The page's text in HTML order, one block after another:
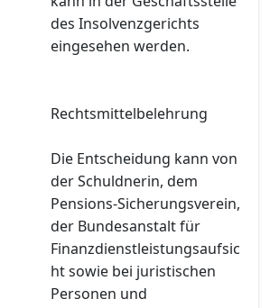
des Insolvenzgerichts
eingesehen werden.
Rechtsmittelbelehrung
Die Entscheidung kann von
der Schuldnerin, dem
Pensions-Sicherungsverein,
der Bundesanstalt für
Finanzdienstleistungsaufsic
ht sowie bei juristischen
Personen und